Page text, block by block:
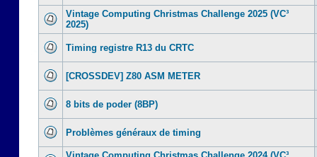
Vintage Computing Christmas Challenge 2025 (VC³
2025)
Timing registre R13 du CRTC
[CROSSDEV] Z80 ASM METER
8 bits de poder (8BP)
Problèmes généraux de timing